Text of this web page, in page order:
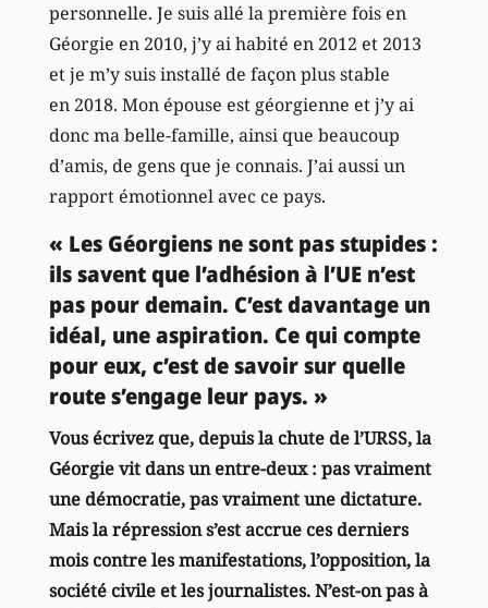
personnelle. Je suis allé la première fois en
Géorgie en 2010, j’y ai habité en 2012 et 2013
et je m’y suis installé de façon plus stable
en 2018. Mon épouse est géorgienne et j’y ai
donc ma belle-famille, ainsi que beaucoup
d’amis, de gens que je connais. J’ai aussi un
rapport émotionnel avec ce pays.
« Les Géorgiens ne sont pas stupides :
ils savent que l’adhésion à l’UE n’est
pas pour demain. C’est davantage un
idéal, une aspiration. Ce qui compte
pour eux, c’est de savoir sur quelle
route s’engage leur pays. »
Vous écrivez que, depuis la chute de l’URSS, la
Géorgie vit dans un entre-deux : pas vraiment
une démocratie, pas vraiment une dictature.
Mais la répression s’est accrue ces derniers
mois contre les manifestations, l’opposition, la
société civile et les journalistes. N’est-on pas à